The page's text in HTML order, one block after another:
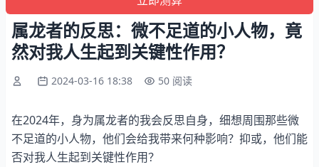
属龙者的反思：微不足道的小人物，竟
然对我人生起到关键性作用？
2024-03-16 18:38 50 阅读
在2024年，身为属龙者的我会反思自身，细想周围那些微
不足道的小人物，他们会给我带来何种影响？抑或，他们能
否对我人生起到关键性作用？